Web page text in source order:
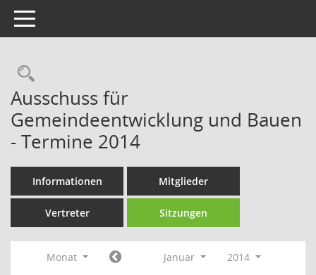
Toggle navigation
Rechercheauswahl
Ausschuss für
Gemeindeentwicklung und Bauen
- Termine 2014
Informationen Mitglieder
Vertreter Sitzungen
Monat Januar
2014